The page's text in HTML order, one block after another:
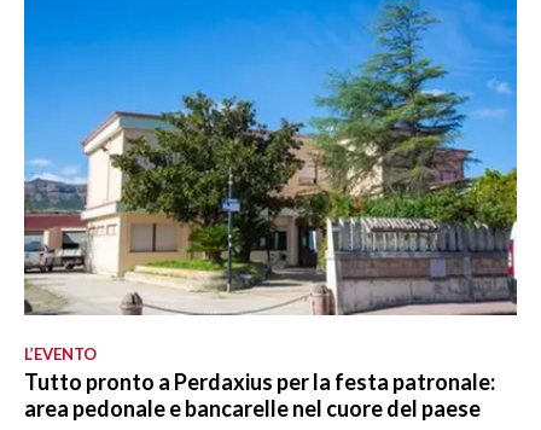
L’EVENTO
Tutto pronto a Perdaxius per la festa patronale:
area pedonale e bancarelle nel cuore del paese